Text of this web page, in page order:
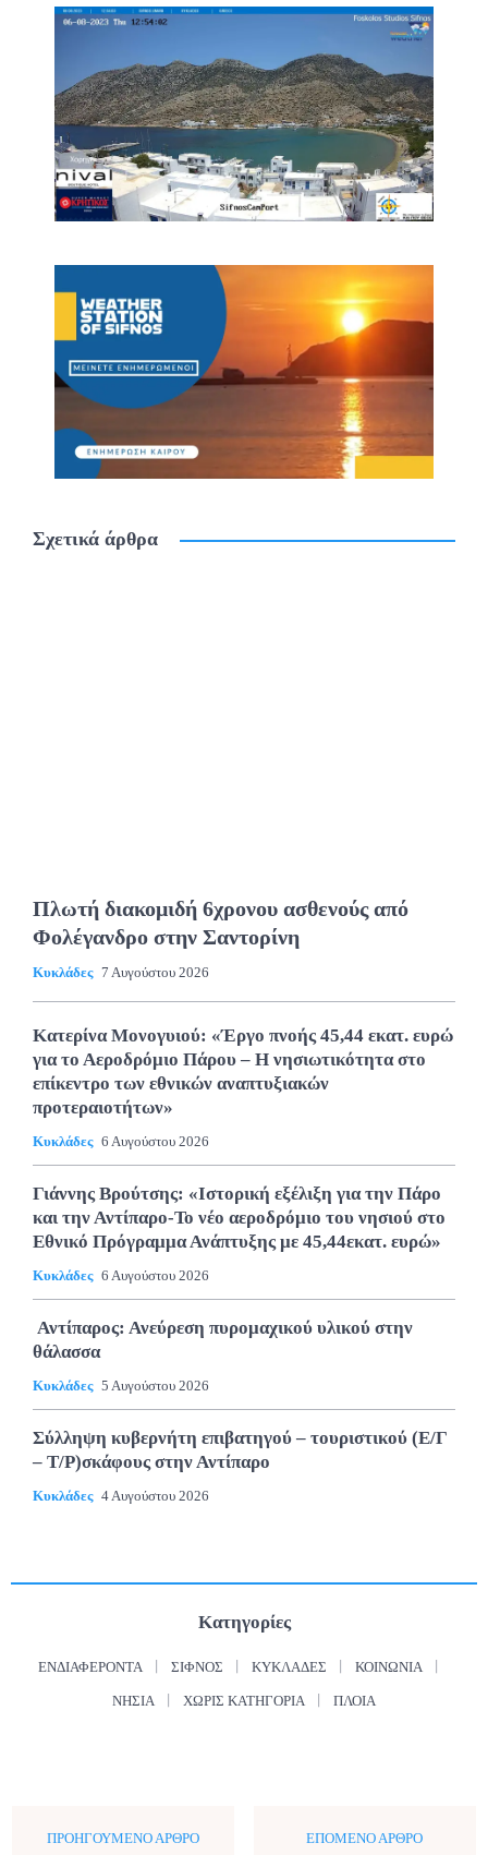
Σχετικά άρθρα
Πλωτή διακομιδή 6χρονου ασθενούς από
Φολέγανδρο στην Σαντορίνη
Κυκλάδες 7 Αυγούστου 2026
Κατερίνα Μονογυιού: «Έργο πνοής 45,44 εκατ. ευρώ
για το Αεροδρόμιο Πάρου – Η νησιωτικότητα στο
επίκεντρο των εθνικών αναπτυξιακών
προτεραιοτήτων»
Κυκλάδες 6 Αυγούστου 2026
Γιάννης Βρούτσης: «Ιστορική εξέλιξη για την Πάρο
και την Αντίπαρο-Το νέο αεροδρόμιο του νησιού στο
Εθνικό Πρόγραμμα Ανάπτυξης με 45,44εκατ. ευρώ»
Κυκλάδες 6 Αυγούστου 2026
Αντίπαρος: Ανεύρεση πυρομαχικού υλικού στην
θάλασσα
Κυκλάδες 5 Αυγούστου 2026
Σύλληψη κυβερνήτη επιβατηγού – τουριστικού (Ε/Γ
– Τ/Ρ)σκάφους στην Αντίπαρο
Κυκλάδες 4 Αυγούστου 2026
Κατηγορίες
ΕΝΔΙΑΦΈΡΟΝΤΑ ΣΊΦΝΟΣ ΚΥΚΛΆΔΕΣ ΚΟΙΝΩΝΊΑ
ΝΗΣΙΆ ΧΩΡΊΣ ΚΑΤΗΓΟΡΊΑ ΠΛΟΊΑ
ΠΡΟΗΓΟΎΜΕΝΟ ΆΡΘΡΟ ΕΠΌΜΕΝΟ ΆΡΘΡΟ